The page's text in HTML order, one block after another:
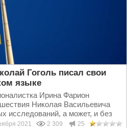
Гоголь писал свои
языке
Ирина Фарион
Николая Васильевича
исследований, а может, и без
в сумасшествии Гоголя...
2021 2 309 25